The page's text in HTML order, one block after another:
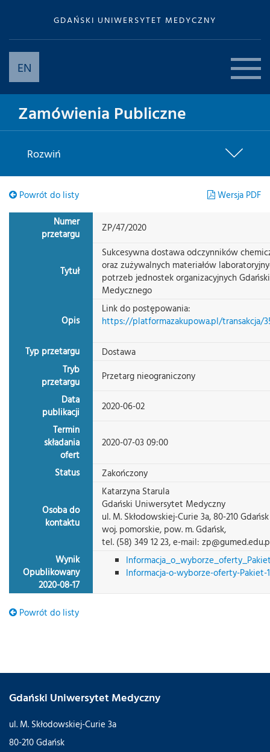
GDAŃSKI UNIWERSYTET MEDYCZNY
EN
Zamówienia Publiczne
Rozwiń
Powrót do listy
Wersja PDF
Numer
przetargu
ZP/47/2020
Tytuł
Sukcesywna dostawa odczynników
oraz zużywalnych materiałów
potrzeb jednostek organizacyjnych
Medycznego
Opis
Link do postępowania:
https://platformazakupowa.pl/transakcja/
Typ przetargu
Dostawa
Tryb
przetargu
Przetarg nieograniczony
Data
publikacji
2020-06-02
Termin
składania
ofert
2020-07-03 09:00
Status Zakończony
Osoba do
kontaktu
Katarzyna Starula
Gdański Uniwersytet Medyczny
ul. M. Skłodowskiej-Curie 3a, 80-210 Gdańsk
woj. pomorskie, pow. m. Gdańsk,
tel. (58) 349 12 23, e-mail:
Wynik
Opublikowany
2020-08-17
Informacja-o-wyborze-oferty-Pakiet-
Powrót do listy
Gdański Uniwersytet Medyczny
ul. M. Skłodowskiej-Curie 3a
80-210 Gdańsk